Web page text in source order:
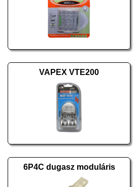
VAPEX VTE200
6P4C dugasz moduláris